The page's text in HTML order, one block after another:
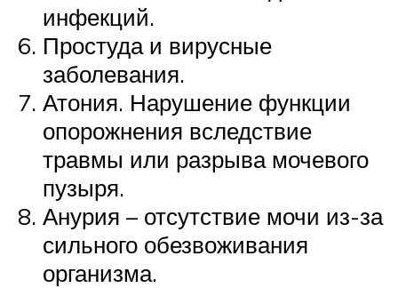
инфекций.
Простуда и вирусные
заболевания.
Атония. Нарушение функции
опорожнения вследствие
травмы или разрыва мочевого
пузыря.
Анурия – отсутствие мочи из-за
сильного обезвоживания
организма.